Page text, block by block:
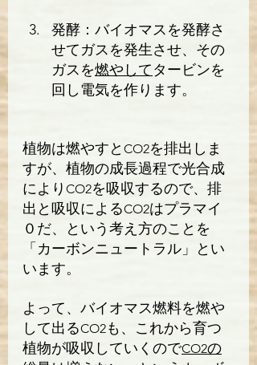
発酵：バイオマスを発酵さ
せてガスを発生させ、その
ガスを燃やしてタービンを
回し電気を作ります。
植物は燃やすと CO2を排出しま
すが、植物の成長過程で光合成
により CO2を吸収するので、排
出と吸収によるCO2はプラマイ
０だ、という考え方のことを
「カーボンニュートラル」とい
います。
よって、バイオマス燃料を燃や
して出るCO2も、これから育つ
植物が吸収していくのでCO2の